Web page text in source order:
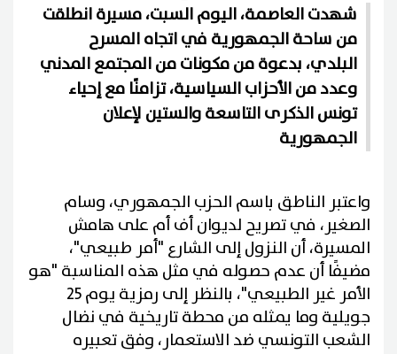
شهدت العاصمة، اليوم السبت، مسيرة انطلقت
من ساحة الجمهورية في اتجاه المسرح
البلدي، بدعوة من مكونات من المجتمع المدني
وعدد من الأحزاب السياسية، تزامنًا مع إحياء
تونس الذكرى التاسعة والستين لإعلان
الجمهورية
واعتبر الناطق باسم الحزب الجمهوري، وسام
الصغير، في تصريح لديوان أف أم على هامش
المسيرة، أن النزول إلى الشارع "أمر طبيعي"،
مضيفًا أن عدم حصوله في مثل هذه المناسبة "هو
الأمر غير الطبيعي"، بالنظر إلى رمزية يوم 25
جويلية وما يمثله من محطة تاريخية في نضال
الشعب التونسي ضد الاستعمار، وفق تعبيره